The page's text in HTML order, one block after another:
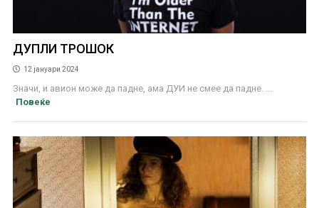
ДУПЛИ ТРОШОК
12 јануари 2024
Значи, и авион може да падне, ама ДУИ не смее да падне. ...
Повеќе